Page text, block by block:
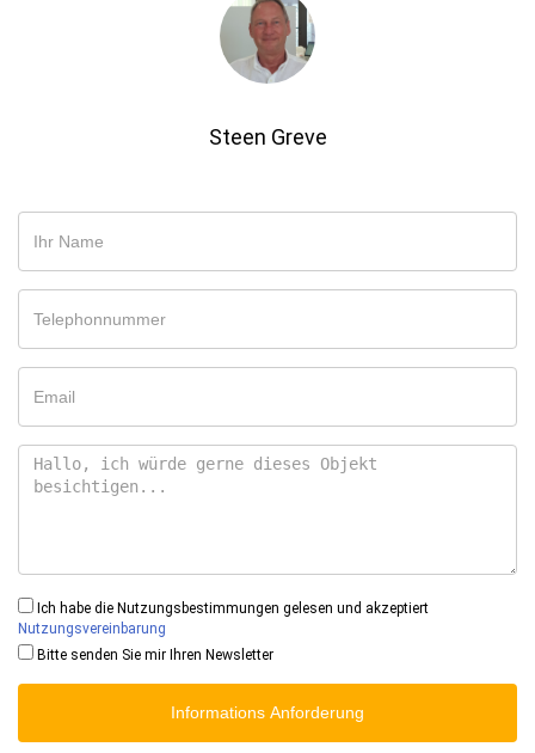
Steen Greve
Ich habe die Nutzungsbestimmungen gelesen und akzeptiert
Nutzungsvereinbarung
Bitte senden Sie mir Ihren Newsletter
Informations Anforderung